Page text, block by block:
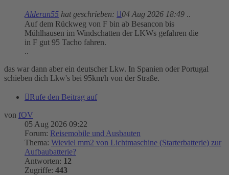
Alderan55 hat geschrieben: 04 Aug 2026 18:49 ..
Auf dem Rückweg von F bin ab Besancon bis
Mühlhausen im Windschatten der LKWs gefahren die
in F gut 95 Tacho fahren.
..
das war dann aber ein deutscher Lkw. In Spanien oder Portugal
schieben dich Lkw's bei 95km/h von der Straße.
Rufe den Beitrag auf
von fOV
05 Aug 2026 09:22
Forum: Reisemobile und Ausbauten
Thema: Wieviel mm2 von Lichtmaschine (Starterbatterie) zur
Aufbaubatterie?
Antworten: 12
Zugriffe: 443